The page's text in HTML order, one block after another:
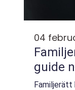
04
guide
Familjerätt